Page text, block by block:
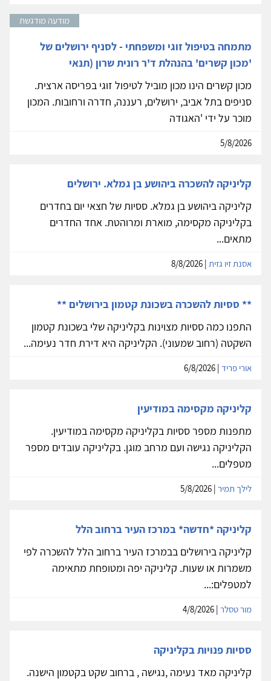
מודעה מודגשת
מתמחה בטיפול זוגי ומשפחתי - לסניף ירושלים של
'מכון קשרים' בהנהלת ד'ר רונית שרון (תנאי
מכון קשרים הינו מכון מוביל לטיפול זוגי בפריסה ארצית.
סניפים בתל אביב, ירושלים, רעננה, חדרה ורחובות. המכון
מוכר על ידי 'האגודה
5/8/2026
קליניקה להשכרה ביהושע בן גמלא. ירושלים
קליניקה ביהושע בן גמלא. ססיות של חצאי יום בחדרים
בקליניקה מקסימה, מוארת ומרוהטת. אחד החדרים
מתאים...
אסנת זיו גזית
** ססיות להשכרה בשכונת קטמון בירושלים **
התפנו כמה ססיות מצוינות בקליניקה שלי בשכונת קטמון
השקטה (רחוב שמעוני). הקליניקה היא דירת חדר נעימה...
אורי פריד
קליניקה מקסימה במודיעין
מתפנות מספר ססיות בקליניקה מקסימה במודיעין.
הקליניקה נגישה ועם מרחב מוגן. בקליניקה עובדים מספר
מטפלים...
לילך תמיר
קליניקה *חדשה* במרכז העיר ברחוב הלל
קליניקה בירושלים בבמרכז העיר ברחוב הלל להשכרה לפי
משמרות או שעות. קליניקה יפה ומטופחת מתאימה
למטפלים:...
מור טסלר
ססיות פנויות בקליניקה
קליניקה מאד נעימה ,נגישה , ברחוב שקט בקטמון הישנה.